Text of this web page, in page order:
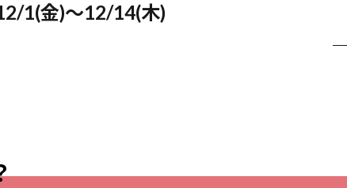
1(金)～12/14(木)